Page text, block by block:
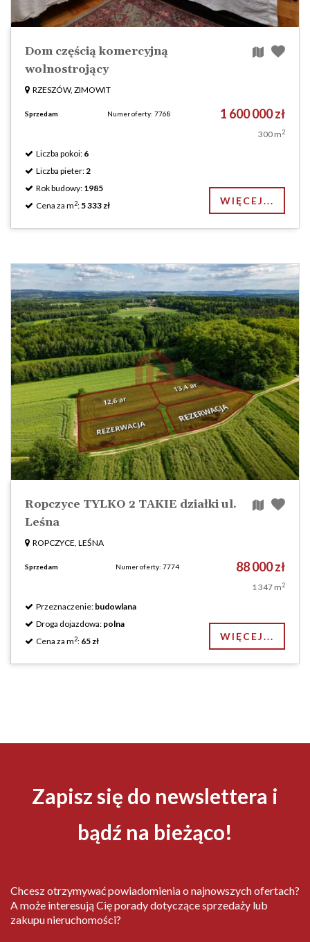
Dom częścią komercyjną
wolnostrojący
RZESZÓW, ZIMOWIT
Sprzedam Numer oferty: 7768 1 600 000 zł
300 m2
Liczba pokoi: 6
Liczba pieter:2
Rok budowy: 1985
Cena za m2: 5 333 zł WIĘCEJ...
Ropczyce TYLKO 2 TAKIE działki ul.
Leśna
ROPCZYCE, LEŚNA
Sprzedam Numer oferty: 7774 88 000 zł
1 347 m2
Przeznaczenie: budowlana
Droga dojazdowa: polna
Cena za m2: 65 zł WIĘCEJ...
Zapisz się do newslettera i
bądź na bieżąco!
Chcesz otrzymywać powiadomienia o najnowszych ofertach?
A może interesują Cię porady dotyczące sprzedaży lub
zakupu nieruchomości?